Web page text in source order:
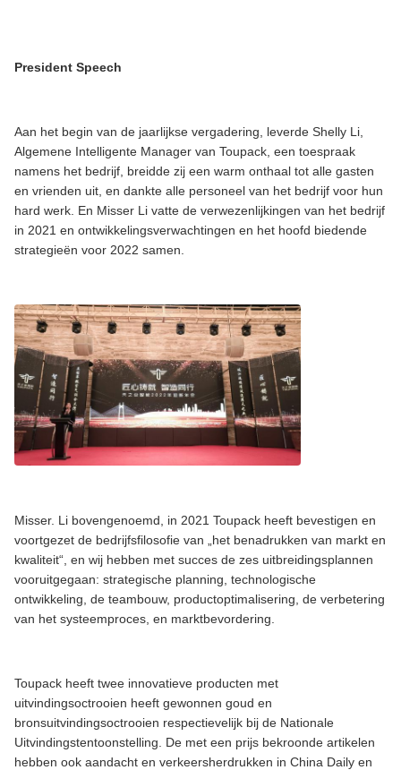
President Speech
Aan het begin van de jaarlijkse vergadering, leverde Shelly Li,
Algemene Intelligente Manager van Toupack, een toespraak
namens het bedrijf, breidde zij een warm onthaal tot alle gasten
en vrienden uit, en dankte alle personeel van het bedrijf voor hun
hard werk. En Misser Li vatte de verwezenlijkingen van het bedrijf
in 2021 en ontwikkelingsverwachtingen en het hoofd biedende
strategieën voor 2022 samen.
Misser. Li bovengenoemd, in 2021 Toupack heeft bevestigen en
voortgezet de bedrijfsfilosofie van „het benadrukken van markt en
kwaliteit“, en wij hebben met succes de zes uitbreidingsplannen
vooruitgegaan: strategische planning, technologische
ontwikkeling, de teambouw, productoptimalisering, de verbetering
van het systeemproces, en marktbevordering.
Toupack heeft twee innovatieve producten met
uitvindingsoctrooien heeft gewonnen goud en
bronsuitvindingsoctrooien respectievelijk bij de Nationale
Uitvindingstentoonstelling. De met een prijs bekroonde artikelen
hebben ook aandacht en verkeersherdrukken in China Daily en